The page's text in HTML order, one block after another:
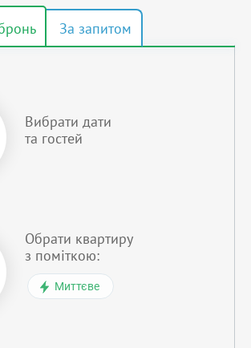
Вибрати дати
та гостей
Обрати квартиру
з поміткою:
Миттєве